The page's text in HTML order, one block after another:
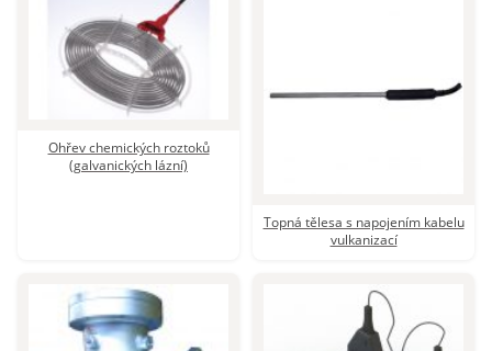
Ohřev chemických roztoků (galvanických lázní)
Topná tělesa s napojením kabelu vulkanizací
Vysoušeč bot
Ohřev chemických roztoků
(galvanických lázní)
Topná tělesa s napojením kabelu
vulkanizací